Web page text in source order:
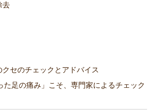
去
セのチェックとアドバイス
た足の痛み」こそ、専門家によるチェック